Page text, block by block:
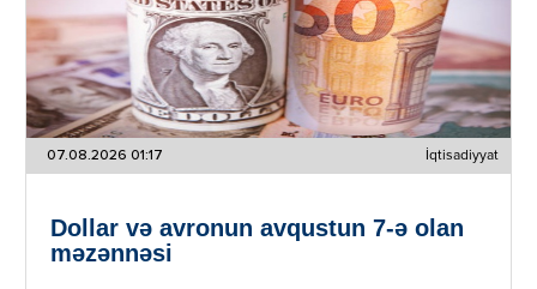
07.08.2026 01:17 İqtisadiyyat
Dollar və avronun avqustun 7-ə olan
məzənnəsi